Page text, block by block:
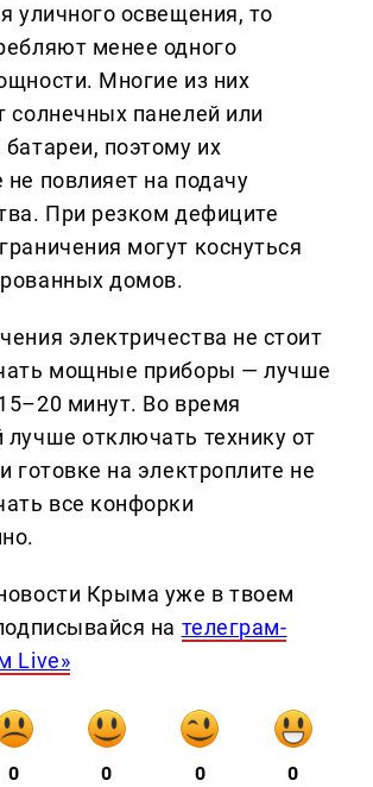
уличного освещения, то
менее одного
Многие из них
солнечных панелей или
поэтому их
повлияет на подачу
При резком дефиците
могут коснуться
домов.
электричества не стоит
мощные приборы — лучше
минут. Во время
отключать технику от
готовке на электроплите не
все конфорки
Крыма уже в твоем
на телеграм-
Live»
0 0 0 0